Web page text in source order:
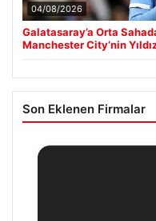
04/08/2026
Galatasaray’a Orta
Manchester City’nin
Son Eklenen Firmalar